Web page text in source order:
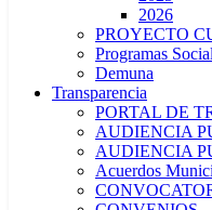
2026
PROYECTO
Programas
Demuna
Transparencia
PORTAL DE
AUDIENCIA
AUDIENCIA
Acuerdos